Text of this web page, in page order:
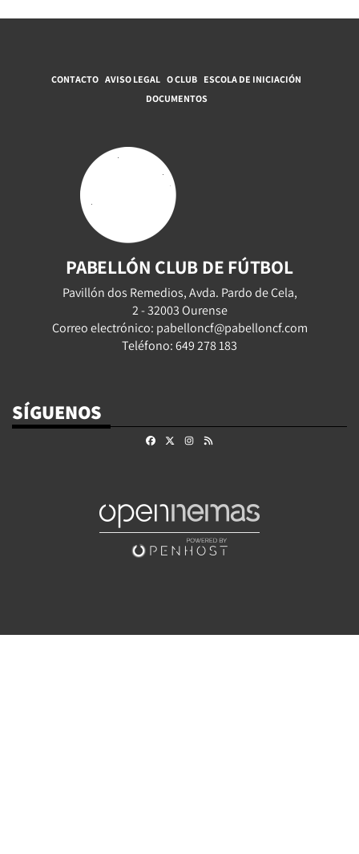
CONTACTO AVISO LEGAL O CLUB ESCOLA DE INICIACIÓN
DOCUMENTOS
PABELLÓN CLUB DE FÚTBOL
Pavillón dos Remedios, Avda. Pardo de Cela,
2 - 32003 Ourense
Correo electrónico: pabelloncf@pabelloncf.com
Teléfono: 649 278 183
SÍGUENOS
FacebookInstagram